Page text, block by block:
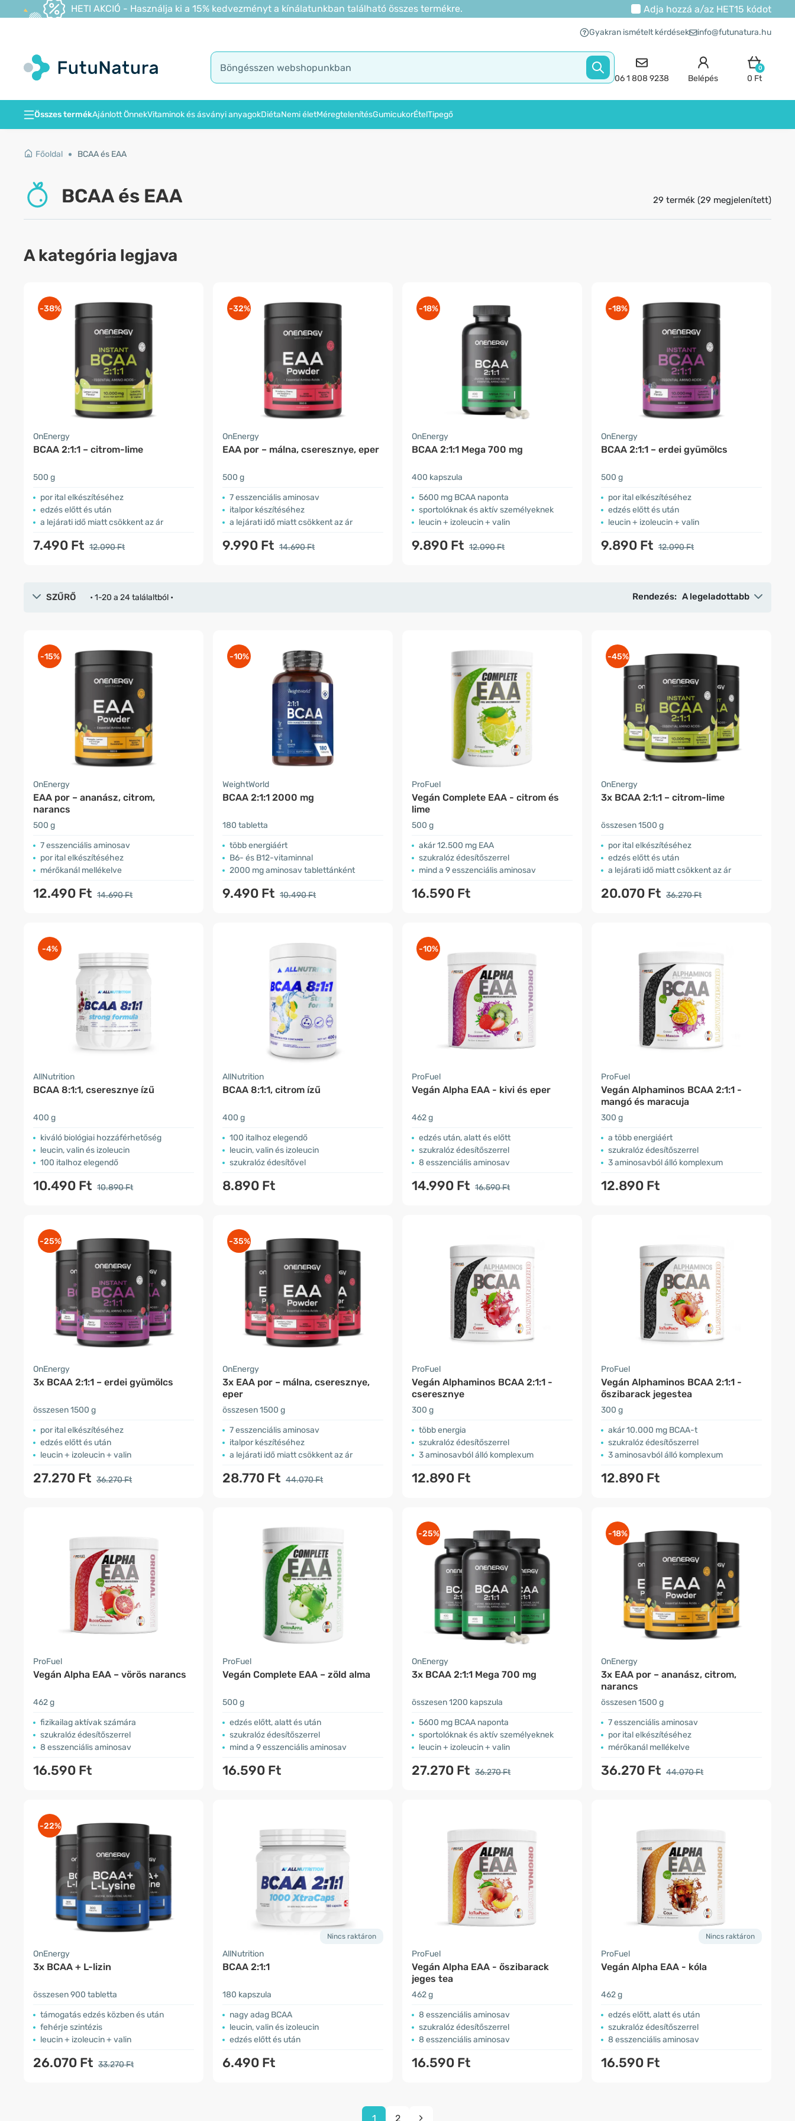
HETI AKCIÓ - Használja ki a 15% kedvezményt a kínálatunkban található összes termékre. Adja hozzá a/az HET15 kódot
Gyakran ismételt kérdések info@futunatura.hu
06 1 808 9238 Belépés
0
0 Ft
Összes termékAjánlott ÖnnekVitaminok és ásványi anyagokDiétaNemi életMéregtelenítésGumicukorÉtelTipegő
Főoldal BCAA és EAA
BCAA és EAA 29 termék (29 megjelenített)
A kategória legjava
-38%
OnEnergy
BCAA 2:1:1 – citrom-lime
500 g
por ital elkészítéséhez
edzés előtt és után
a lejárati idő miatt csökkent az ár
7.490 Ft 12.090 Ft
-32%
OnEnergy
EAA por – málna, cseresznye, eper
500 g
7 esszenciális aminosav
italpor készítéséhez
a lejárati idő miatt csökkent az ár
9.990 Ft 14.690 Ft
-18%
OnEnergy
BCAA 2:1:1 Mega 700 mg
400 kapszula
5600 mg BCAA naponta
sportolóknak és aktív személyeknek
leucin + izoleucin + valin
9.890 Ft 12.090 Ft
-18%
OnEnergy
BCAA 2:1:1 – erdei gyümölcs
500 g
por ital elkészítéséhez
edzés előtt és után
leucin + izoleucin + valin
9.890 Ft 12.090 Ft
SZŰRŐ • 1-20 a 24 találaltból • Rendezés: A legeladottabb
-15%
OnEnergy
EAA por – ananász, citrom,
narancs
500 g
7 esszenciális aminosav
por ital elkészítéséhez
mérőkanál mellékelve
12.490 Ft 14.690 Ft
-10%
WeightWorld
BCAA 2:1:1 2000 mg
180 tabletta
több energiáért
B6- és B12-vitaminnal
2000 mg aminosav tablettánként
9.490 Ft 10.490 Ft
ProFuel
Vegán Complete EAA - citrom és
lime
500 g
akár 12.500 mg EAA
szukralóz édesítőszerrel
mind a 9 esszenciális aminosav
16.590 Ft
-45%
OnEnergy
3x BCAA 2:1:1 – citrom-lime
összesen 1500 g
por ital elkészítéséhez
edzés előtt és után
a lejárati idő miatt csökkent az ár
20.070 Ft 36.270 Ft
-4%
AllNutrition
BCAA 8:1:1, cseresznye ízű
400 g
kiváló biológiai hozzáférhetőség
leucin, valin és izoleucin
100 italhoz elegendő
10.490 Ft 10.890 Ft
AllNutrition
BCAA 8:1:1, citrom ízű
400 g
100 italhoz elegendő
leucin, valin és izoleucin
szukralóz édesítővel
8.890 Ft
-10%
ProFuel
Vegán Alpha EAA - kivi és eper
462 g
edzés után, alatt és előtt
szukralóz édesítőszerrel
8 esszenciális aminosav
14.990 Ft 16.590 Ft
ProFuel
Vegán Alphaminos BCAA 2:1:1 -
mangó és maracuja
300 g
a több energiáért
szukralóz édesítőszerrel
3 aminosavból álló komplexum
12.890 Ft
-25%
OnEnergy
3x BCAA 2:1:1 – erdei gyümölcs
összesen 1500 g
por ital elkészítéséhez
edzés előtt és után
leucin + izoleucin + valin
27.270 Ft 36.270 Ft
-35%
OnEnergy
3x EAA por – málna, cseresznye,
eper
összesen 1500 g
7 esszenciális aminosav
italpor készítéséhez
a lejárati idő miatt csökkent az ár
28.770 Ft 44.070 Ft
ProFuel
Vegán Alphaminos BCAA 2:1:1 -
cseresznye
300 g
több energia
szukralóz édesítőszerrel
3 aminosavból álló komplexum
12.890 Ft
ProFuel
Vegán Alphaminos BCAA 2:1:1 -
őszibarack jegestea
300 g
akár 10.000 mg BCAA-t
szukralóz édesítőszerrel
3 aminosavból álló komplexum
12.890 Ft
ProFuel
Vegán Alpha EAA – vörös narancs
462 g
fizikailag aktívak számára
szukralóz édesítőszerrel
8 esszenciális aminosav
16.590 Ft
ProFuel
Vegán Complete EAA – zöld alma
500 g
edzés előtt, alatt és után
szukralóz édesítőszerrel
mind a 9 esszenciális aminosav
16.590 Ft
-25%
OnEnergy
3x BCAA 2:1:1 Mega 700 mg
összesen 1200 kapszula
5600 mg BCAA naponta
sportolóknak és aktív személyeknek
leucin + izoleucin + valin
27.270 Ft 36.270 Ft
-18%
OnEnergy
3x EAA por – ananász, citrom,
narancs
összesen 1500 g
7 esszenciális aminosav
por ital elkészítéséhez
mérőkanál mellékelve
36.270 Ft 44.070 Ft
-22%
OnEnergy
3x BCAA + L-lizin
összesen 900 tabletta
támogatás edzés közben és után
fehérje szintézis
leucin + izoleucin + valin
26.070 Ft 33.270 Ft
Nincs raktáron
AllNutrition
BCAA 2:1:1
180 kapszula
nagy adag BCAA
leucin, valin és izoleucin
edzés előtt és után
6.490 Ft
ProFuel
Vegán Alpha EAA - őszibarack
jeges tea
462 g
8 esszenciális aminosav
szukralóz édesítőszerrel
8 esszenciális aminosav
16.590 Ft
Nincs raktáron
ProFuel
Vegán Alpha EAA - kóla
462 g
edzés előtt, alatt és után
szukralóz édesítőszerrel
8 esszenciális aminosav
16.590 Ft
1 2